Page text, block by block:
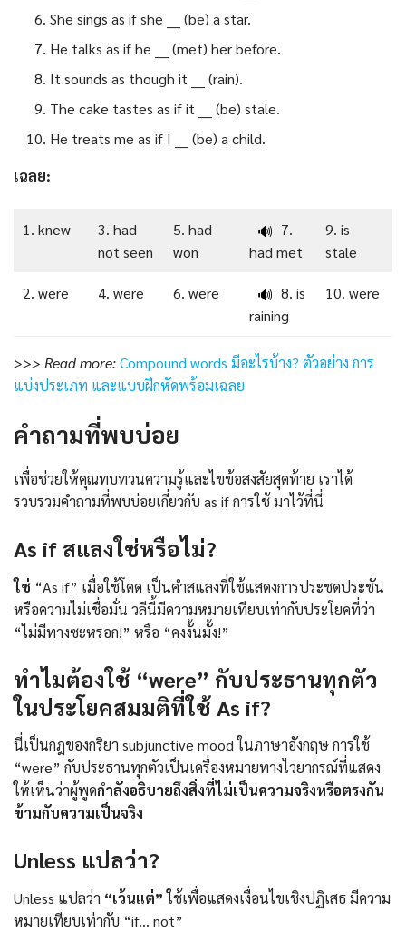
She sings as if she ___ (be) a star.
He talks as if he ___ (met) her before.
It sounds as though it ___ (rain).
The cake tastes as if it ___ (be) stale.
He treats me as if I ___ (be) a child.
เฉลย:
1. knew
3. had
not seen
5. had
won
🔊 7.
had met
9. is
stale
2. were 4. were 6. were 🔊 8. is
raining
10. were
>>> Read more:Compound words มีอะไรบ้าง? ตัวอย่าง การ
แบ่งประเภท และแบบฝึกหัดพร้อมเฉลย
คำถามที่พบบ่อย
เพื่อช่วยให้คุณทบทวนความรู้และไขข้อสงสัยสุดท้าย เราได้
รวบรวมคำถามที่พบบ่อยเกี่ยวกับ as if การใช้ มาไว้ที่นี่
As if สแลงใช่หรือไม่?
ใช่ “As if” เมื่อใช้โดด เป็นคำสแลงที่ใช้แสดงการประชดประชัน
หรือความไม่เชื่อมั่น วลีนี้มีความหมายเทียบเท่ากับประโยคที่ว่า
“ไม่มีทางซะหรอก!” หรือ “คงงั้นมั้ง!”
ทำไมต้องใช้ “were” กับประธานทุกตัว
ในประโยคสมมติที่ใช้ As if?
นี่เป็นกฎของกริยา subjunctive mood ในภาษาอังกฤษ การใช้
“were” กับประธานทุกตัวเป็นเครื่องหมายทางไวยากรณ์ที่แสดง
ให้เห็นว่าผู้พูดกำลังอธิบายถึงสิ่งที่ไม่เป็นความจริงหรือตรงกัน
ข้ามกับความเป็นจริง
Unless แปลว่า?
Unless แปลว่า “เว้นแต่”ใช้เพื่อแสดงเงื่อนไขเชิงปฏิเสธ มีความ
หมายเทียบเท่ากับ “if… not”